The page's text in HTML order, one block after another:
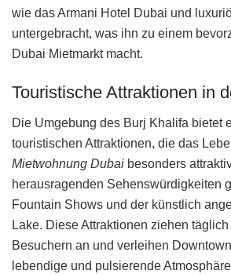
wie das Armani Hotel Dubai und
untergebracht, was ihn zu einem
Dubai Mietmarkt macht.
Touristische Attraktionen in
Die Umgebung des Burj Khalifa bietet
touristischen Attraktionen, die das
Mietwohnung Dubai besonders
herausragenden Sehenswürdigkeiten
Fountain Shows und der künstlich
Lake. Diese Attraktionen ziehen
Besuchern an und verleihen
lebendige und pulsierende